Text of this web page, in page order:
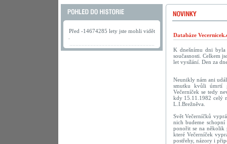
Před -14674285 lety jste mohli vidět
Databáze
K dnešnímu dni byla
současnosti. Celkem
let vysílání. Den za
Neunikly nám ani
smutku kvůli úmrtí
Večerníček se tedy
kdy 15.11.1982 celý
L.I.Brežněva.
Svět Večerníčků
nich budeme
ponořit se na několik
které Večerníček
postřehy, názory i